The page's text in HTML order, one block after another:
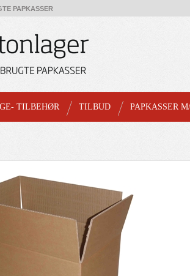
PAPKASSER
TILBEHØR TILBUD PAPKASSER